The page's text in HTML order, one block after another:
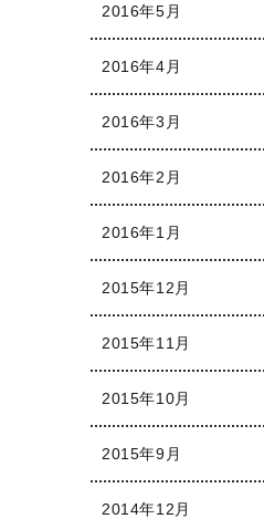
2016年5月
2016年4月
2016年3月
2016年2月
2016年1月
2015年12月
2015年11月
2015年10月
2015年9月
2014年12月